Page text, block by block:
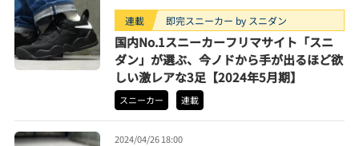
連載 即完スニーカー by スニダン
国内No.1スニーカーフリマサイト「スニ
ダン」が選ぶ、今ノドから手が出るほど欲
しい激レアな3足【2024年5月期】
スニーカー 連載
2024/04/26 18:00